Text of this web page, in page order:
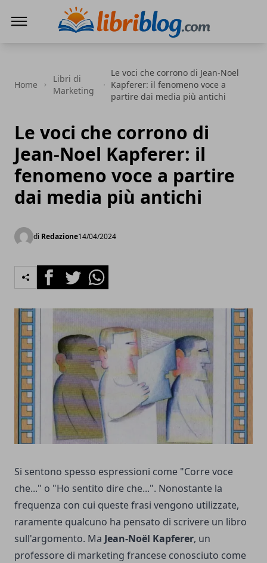
Home
Libri di
Marketing
Le voci che corrono di Jean-Noel
Kapferer: il fenomeno voce a
partire dai media più antichi
Le voci che corrono di
Jean-Noel Kapferer: il
fenomeno voce a partire
dai media più antichi
di Redazione14/04/2024
FacebookTwitterWhatsapp
Si sentono spesso espressioni come "Corre voce
che..." o "Ho sentito dire che...". Nonostante la
frequenza con cui queste frasi vengono utilizzate,
raramente qualcuno ha pensato di scrivere un libro
sull'argomento. Ma Jean-Noël Kapferer, un
professore di marketing francese conosciuto come